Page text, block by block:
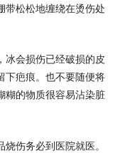
带松松地缠绕在烫伤处
冰会损伤已经破损的皮
下疤痕。也不要随便将
糊的物质很容易沾染脏
伤务必到医院就医。